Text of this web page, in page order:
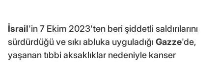
İsrail'in 7 Ekim 2023'ten beri şiddetli saldırılarını
sürdürdüğü ve sıkı abluka uyguladığı Gazze'de,
yaşanan tıbbi aksaklıklar nedeniyle kanser